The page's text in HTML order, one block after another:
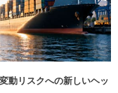
動リスクへの新しいヘッ